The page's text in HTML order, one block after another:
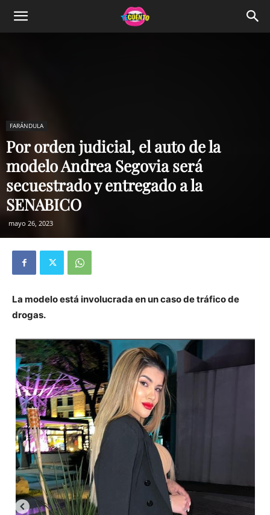
FARÁNDULA
Por orden judicial, el auto de la
modelo Andrea Segovia será
secuestrado y entregado a la
SENABICO
mayo 26, 2023
La modelo está involucrada en un caso de tráfico de
drogas.